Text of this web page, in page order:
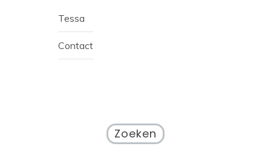
Tessa
Contact
Zoeken